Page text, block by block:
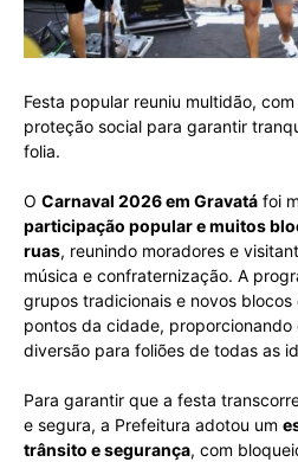
Festa popular reuniu multidão,
proteção social para garantir
folia.
O Carnaval 2026 em Gravatá foi
participação popular e muitos
ruas, reunindo moradores e
música e confraternização. A
grupos tradicionais e novos
pontos da cidade, proporcionando
diversão para foliões de todas as
Para garantir que a festa
e segura, a Prefeitura adotou um
trânsito e segurança, com